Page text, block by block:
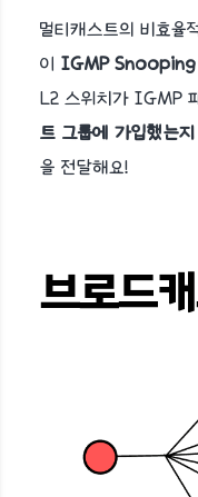
멀티캐스트의 비효
이 IGMP Snooping
L2 스위치가 IGMP
트 그룹에 가입했는지
을 전달해요!
브로드